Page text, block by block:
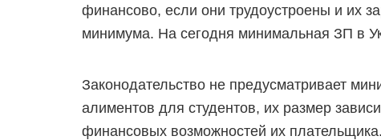
финансово, если они трудоустроены и их
минимума. На сегодня минимальная ЗП в
Законодательство не предусматривает
алиментов для студентов, их размер
финансовых возможностей их плательщика.